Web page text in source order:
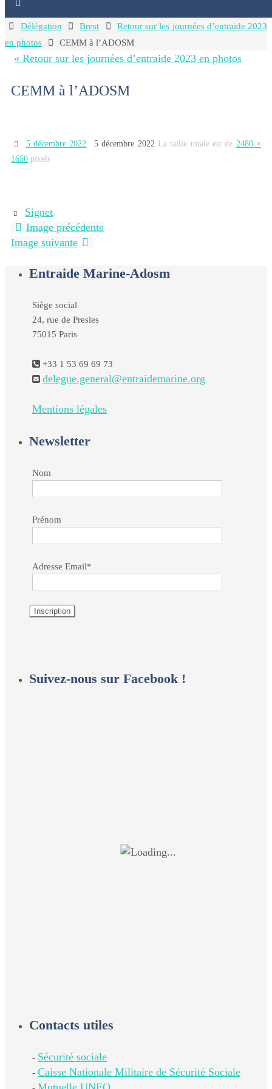
HomeDélégation Brest
Retour sur les journées d’entraide 2023
en photos
CEMM à l’ADOSM
« Retour sur les journées d’entraide 2023 en photos
CEMM à l’ADOSM
5 décembre 2022 5 décembre 2022 La taille totale est de 2480 ×
1650 pixels
Signet.
Image précédente
Image suivante
Entraide Marine-Adosm
Siège social
24, rue de Presles
75015 Paris
+33 1 53 69 69 73
delegue.general@entraidemarine.org
Mentions légales
Newsletter
Nom
Prénom
Adresse Email*
Suivez-nous sur Facebook !
Contacts utiles
- Sécurité sociale
- Caisse Nationale Militaire de Sécurité Sociale